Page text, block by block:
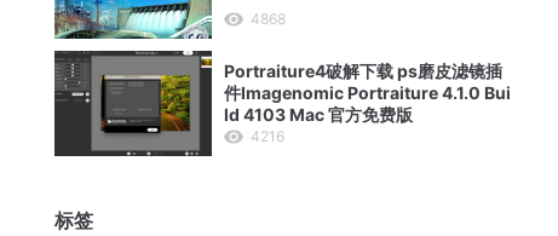
4868
Portraiture4破解下载 ps磨皮滤镜插
件Imagenomic Portraiture 4.1.0 Bui
ld 4103 Mac 官方免费版
4216
标签